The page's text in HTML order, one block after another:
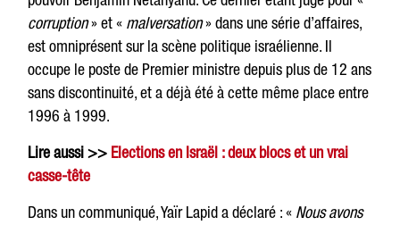
corruption» et « malversation» dans une série d’affaires,
est omniprésent sur la scène politique israélienne. Il
occupe le poste de Premier ministre depuis plus de 12 ans
sans discontinuité, et a déjà été à cette même place entre
1996 à 1999.
Lire aussi >> Elections en Israël : deux blocs et un vrai
casse-tête
Dans un communiqué, Yaïr Lapid a déclaré : « Nous avons